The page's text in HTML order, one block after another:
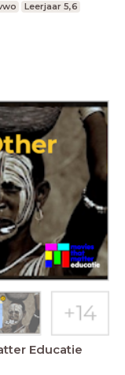
Leerjaar 5,6
Educatie